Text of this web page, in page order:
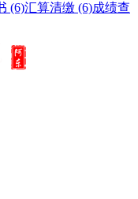
(6)汇算清缴 (6)成绩查